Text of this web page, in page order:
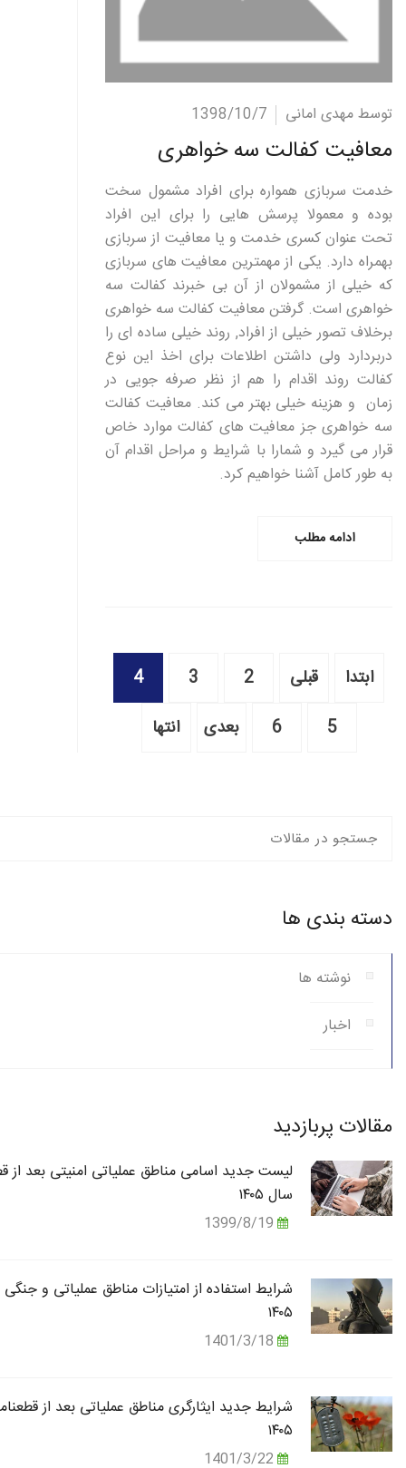
ادامه مطلب توسط مهدی امانی 1398/10/7
معافیت کفالت سه خواهری
خدمت سربازی همواره برای افراد مشمول سخت
بوده و معمولا پرسش هایی را برای این افراد
تحت عنوان کسری خدمت و یا معافیت از سربازی
بهمراه دارد. یکی از مهمترین معافیت های سربازی
که خیلی از مشمولان از آن بی خبرند کفالت سه
خواهری است. گرفتن معافیت کفالت سه خواهری
برخلاف تصور خیلی از افراد, روند خیلی ساده ای را
دربردارد ولی داشتن اطلاعات برای اخذ این نوع
کفالت روند اقدام را هم از نظر صرفه جویی در
زمان و هزینه خیلی بهتر می کند. معافیت کفالت
سه خواهری جز معافیت های کفالت موارد خاص
قرار می گیرد و شمارا با شرایط و مراحل اقدام آن
به طور کامل آشنا خواهیم کرد.
ادامه مطلب
ابتدا قبلی 2
3
4
5
6 بعدی انتها
دسته بندی ها
نوشته ها
اخبار
مقالات پربازدید
لیست جدید اسامی مناطق عملیاتی امنیتی بعد از
سال ۱۴۰۵
شرایط استفاده از امتیازات مناطق عملیاتی و
۱۴۰۵
شرایط جدید ایثارگری مناطق عملیاتی بعد از
۱۴۰۵